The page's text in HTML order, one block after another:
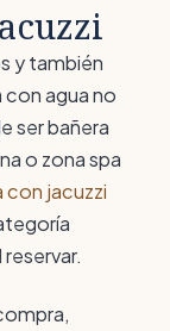
y también
agua no
ser bañera
o zona spa
con jacuzzi